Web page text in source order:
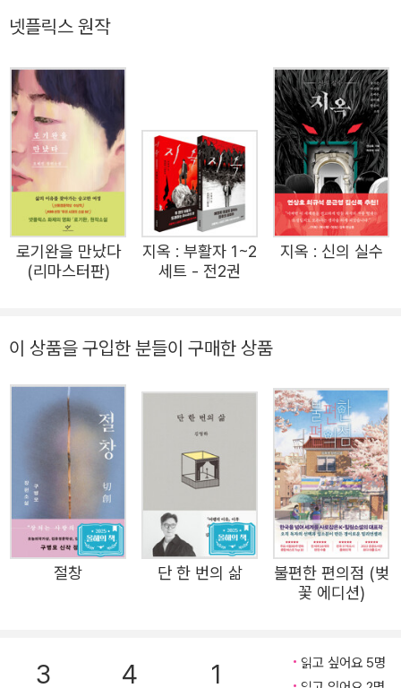
인공 ‘인지’는 결혼정보업체 웨딩라이프의 비밀 자회사인 N
고 있다. 다른 부서의 직원들이 미혼 남녀의 결혼을 연결하
는 일을 하는 것과 달리 인지는 직접 VIP회원의 기간제 부인
인 FW(field wife)가 되어주는 업무를 맡고 있다. 대학 졸
업 후 출판사 면접에서 떨어진 날 우연히 만난 사람에게 입
사 제의를 받았을 때만 해도 인지는 NM에 대해 강한 거부감
을 느꼈다. 하지만 대학시절, 사랑하는 사람이 동성애자였다
는 이유로 멸시와 천대를 받게 하고 결국 떠나게 만든 어머
니에 대한 반감과 취업의 어려움으로 망명하듯 NM에 입사
에 비해 순탄한 일상을 보내고 있는 인지 앞에 ‘엄태성’이라
기간 중 한번 소개팅을 가졌을 뿐인데, 엄태성은 자신을 단
칼에 거절한 인지에 대해 집착에 가까운 호기심을 품고 스토
킹을 시작한다. NM보안팀은 인지가 계약 남편과 함께 사는
집까지 집요하게 찾아온 엄태성을 제압한 뒤 인지 몰래 격리
시킨다. 이후 그의 행방이 궁금해진 인지는 남편의 도움을
받아 불법으로 납치되어 학대받고 있던 그를 풀어주는데……
폭력과 부조리로 가득한 삶 그럼에도 사랑은 멈추지 않는다
『트렁크』는 결혼을 비롯한 우리 사회의 여러 관습에 대해 끊
집고 비틀고 속살을 들춰낸다. 계약결혼, 성소수자 등의 소
넷플릭스 원작
로기완을 만났다
(리마스터판)
지옥 : 부활자 1~2
세트 - 전2권
지옥 : 신의 실수
이 상품을 구입한 분들이 구매한 상품
절창 단 한 번의 삶
불편한 편의점 (벚
꽃 에디션)
3 4 1
읽고 싶어요 5명